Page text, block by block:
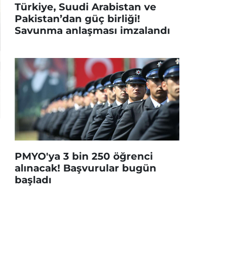
Türkiye, Suudi Arabistan ve
Pakistan’dan güç birliği!
Savunma anlaşması imzalandı
PMYO'ya 3 bin 250 öğrenci
alınacak! Başvurular bugün
başladı